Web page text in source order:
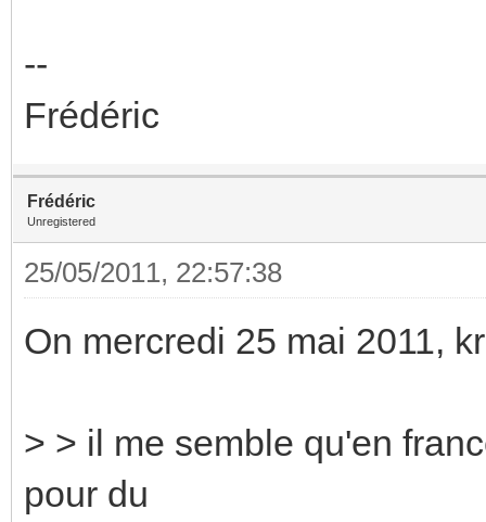
--
Frédéric
Frédéric
Unregistered
25/05/2011, 22:57:38
On mercredi 25 mai 2011,
> > il me semble qu'en
pour du